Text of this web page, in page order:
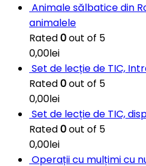
Animale sălbatice din
animalele
Rated0out of 5
0,00lei
Set de lecție de TIC,
Rated0out of 5
0,00lei
Set de lecție de TIC,
Rated0out of 5
0,00lei
Operații cu mulțimi cu